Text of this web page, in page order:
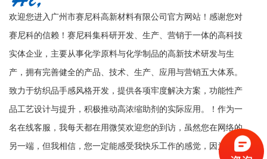
欢迎您进入广州市赛尼科高新材料有限公司官方网站！感谢您对
赛尼科的信赖！赛尼科集科研开发、生产、营销于一体的高科技
实体企业，主要从事化学原料与化学制品的高新技术研发与生
产，拥有完善健全的产品、技术、生产、应用与营销五大体系。
致力于纺织品手感风格开发，提供各项牢度解决方案，功能性产
品工艺设计与提升，积极推动高浓缩助剂的实际应用。！作为一
名在线客服，我每天都在用微笑欢迎您的到访，虽然您在网络的
另一端，但我相信，您一定能感受我快乐工作的感觉，因为我知